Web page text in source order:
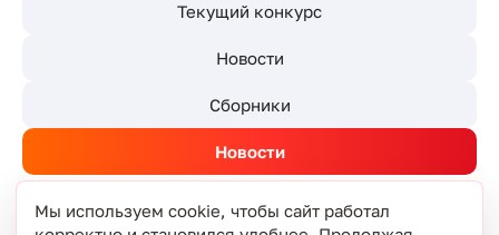
Текущий конкурс
Новости
Сборники
Новости
Мы используем cookie, чтобы сайт работал